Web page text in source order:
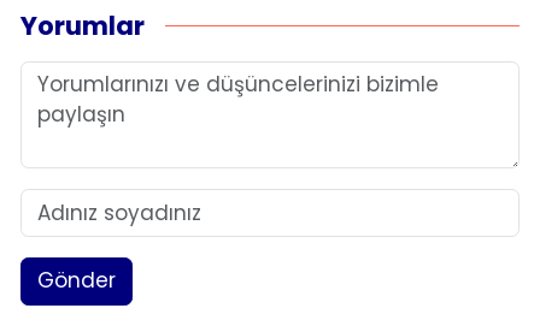
Yorumlar
Gönder